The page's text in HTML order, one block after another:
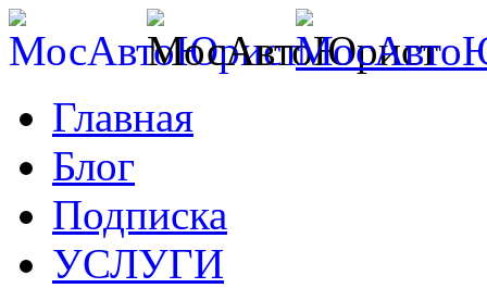
Главная
Блог
Подписка
УСЛУГИ